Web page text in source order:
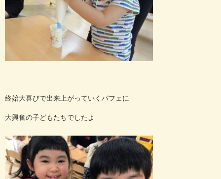
終始大喜びで出来上がっていくパフェに
大興奮の子どもたちでしたよ